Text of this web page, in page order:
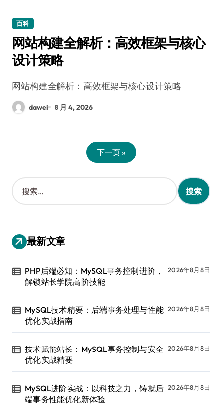
百科
网站构建全解析：高效框架与核心
设计策略
网站构建全解析：高效框架与核心设计策略
dawei 8 月 4, 2026
下一页 »
搜
索
：
最新文章
PHP后端必知：MySQL事务控制进阶，
解锁站长学院高阶技能
2026年8月8日
MySQL技术精要：后端事务处理与性能
优化实战指南
2026年8月8日
技术赋能站长：MySQL事务控制与安全
优化实战精要
2026年8月8日
MySQL进阶实战：以科技之力，铸就后
端事务性能优化新体验
2026年8月8日